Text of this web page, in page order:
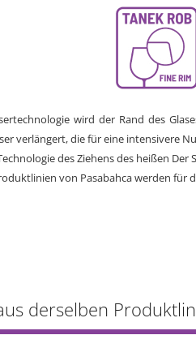
wird der Rand des
verlängert, die für eine intensivere
des Ziehens des heißen
von Pasabahca werden für
derselben